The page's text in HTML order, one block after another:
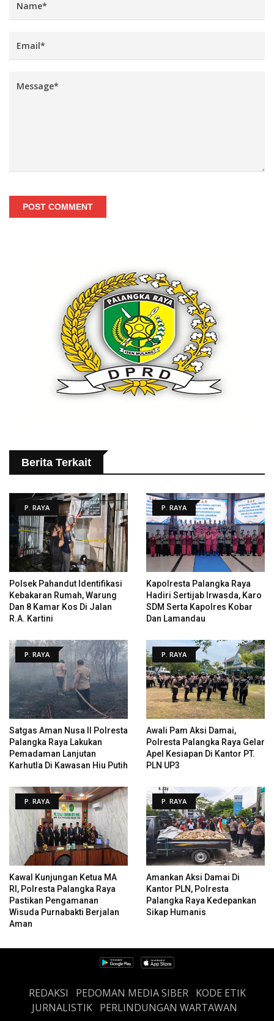
POST COMMENT
Berita Terkait
P. RAYA
Polsek Pahandut Identifikasi
Kebakaran Rumah, Warung
Dan 8 Kamar Kos Di Jalan
R.A. Kartini
P. RAYA
Kapolresta Palangka Raya
Hadiri Sertijab Irwasda, Karo
SDM Serta Kapolres Kobar
Dan Lamandau
P. RAYA
Satgas Aman Nusa II Polresta
Palangka Raya Lakukan
Pemadaman Lanjutan
Karhutla Di Kawasan Hiu Putih
P. RAYA
Awali Pam Aksi Damai,
Polresta Palangka Raya Gelar
Apel Kesiapan Di Kantor PT.
PLN UP3
P. RAYA
Kawal Kunjungan Ketua MA
RI, Polresta Palangka Raya
Pastikan Pengamanan
Wisuda Purnabakti Berjalan
Aman
P. RAYA
Amankan Aksi Damai Di
Kantor PLN, Polresta
Palangka Raya Kedepankan
Sikap Humanis
REDAKSI PEDOMAN MEDIA SIBER
KODE ETIK
JURNALISTIK PERLINDUNGAN WARTAWAN